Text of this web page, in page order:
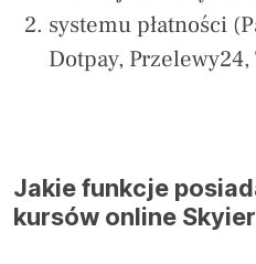
systemu płatności
Dotpay, Przelewy24,
Jakie funkcje
kursów online